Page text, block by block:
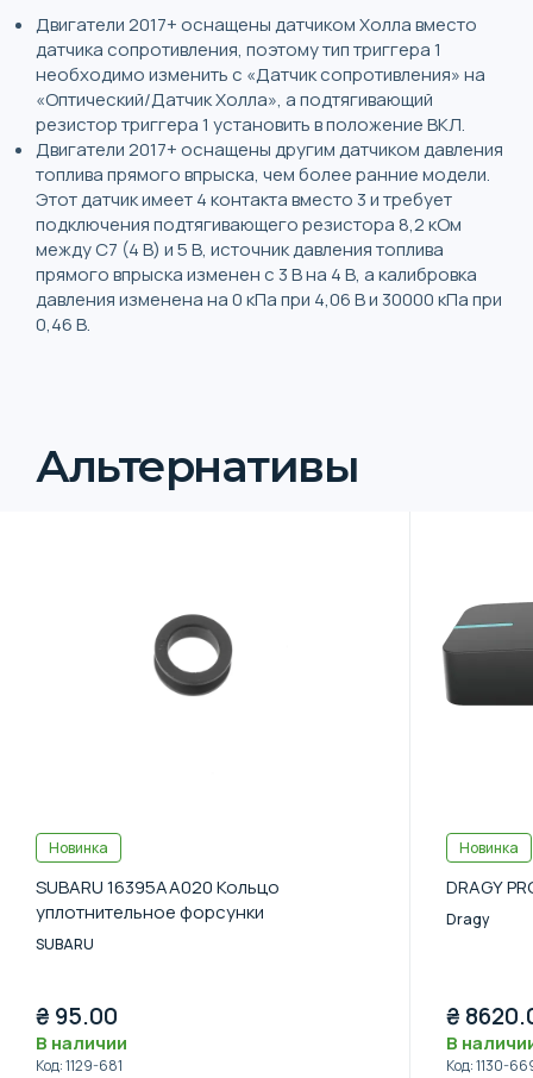
Двигатели 2017+ оснащены датчиком Холла вместо
датчика сопротивления, поэтому тип триггера 1
необходимо изменить с «Датчик сопротивления» на
«Оптический/Датчик Холла», а подтягивающий
резистор триггера 1 установить в положение ВКЛ.
Двигатели 2017+ оснащены другим датчиком давления
топлива прямого впрыска, чем более ранние модели.
Этот датчик имеет 4 контакта вместо 3 и требует
подключения подтягивающего резистора 8,2 кОм
между C7 (4 В) и 5 ​​В, источник давления топлива
прямого впрыска изменен с 3 В на 4 В, а калибровка
давления изменена на 0 кПа при 4,06 В и 30000 кПа при
0,46 В.
Альтернативы
Новинка
SUBARU 16395AA020 Кольцо
уплотнительное форсунки
SUBARU
₴ 95.00
В наличии
Код:1129-681
Новинка
DRAGY
Dragy
₴
В
Код:1130-